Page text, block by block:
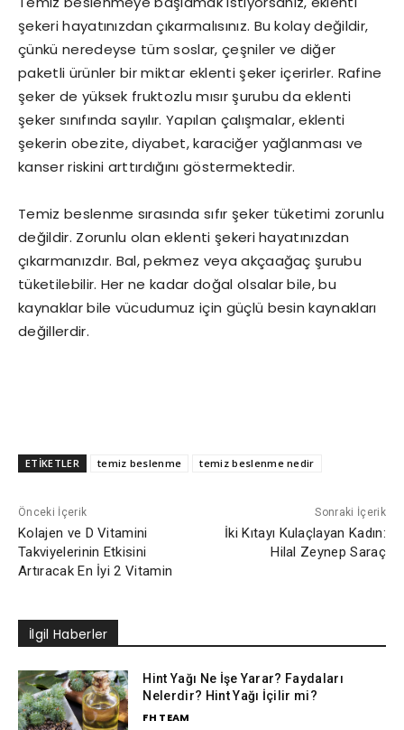
şekeri hayatınızdan çıkarmalısınız. Bu kolay değildir,
çünkü neredeyse tüm soslar, çeşniler ve diğer
paketli ürünler bir miktar eklenti şeker içerirler. Rafine
şeker de yüksek fruktozlu mısır şurubu da eklenti
şeker sınıfında sayılır. Yapılan çalışmalar, eklenti
şekerin obezite, diyabet, karaciğer yağlanması ve
kanser riskini arttırdığını göstermektedir.
Temiz beslenme sırasında sıfır şeker tüketimi zorunlu
değildir. Zorunlu olan eklenti şekeri hayatınızdan
çıkarmanızdır. Bal, pekmez veya akçaağaç şurubu
tüketilebilir. Her ne kadar doğal olsalar bile, bu
kaynaklar bile vücudumuz için güçlü besin kaynakları
değillerdir.
ETİKETLER temiz beslenme temiz beslenme nedir
Önceki İçerik
Kolajen ve D Vitamini
Takviyelerinin Etkisini
Artıracak En İyi 2 Vitamin
Sonraki İçerik
İki Kıtayı Kulaçlayan Kadın:
Hilal Zeynep Saraç
İlgil Haberler
Hint Yağı Ne İşe Yarar? Faydaları
Nelerdir? Hint Yağı İçilir mi?
FH TEAM